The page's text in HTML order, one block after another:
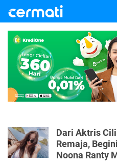
Dari Aktris
Remaja,
Noona Ranty